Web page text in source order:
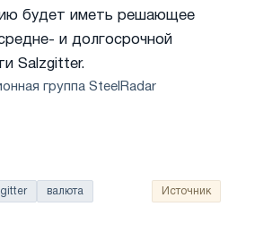
будет иметь решающее
и долгосрочной
Salzgitter.
группа SteelRadar
валюта Источник